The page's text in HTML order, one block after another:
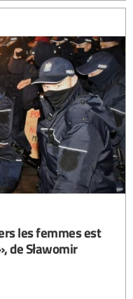
les femmes est
de Sławomir